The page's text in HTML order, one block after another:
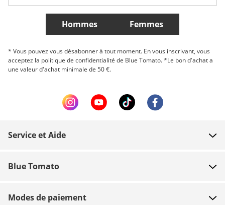
Plus de Pays
Hommes Femmes
* Vous pouvez vous désabonner à tout moment. En vous inscrivant, vous
acceptez la politique de confidentialité de Blue Tomato. *Le bon d'achat a
une valeur d'achat minimale de 50 €.
Service et Aide
Paiement
Blue Tomato
Modes de paiement